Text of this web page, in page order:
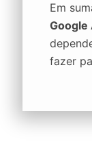
Em
Google
fazer